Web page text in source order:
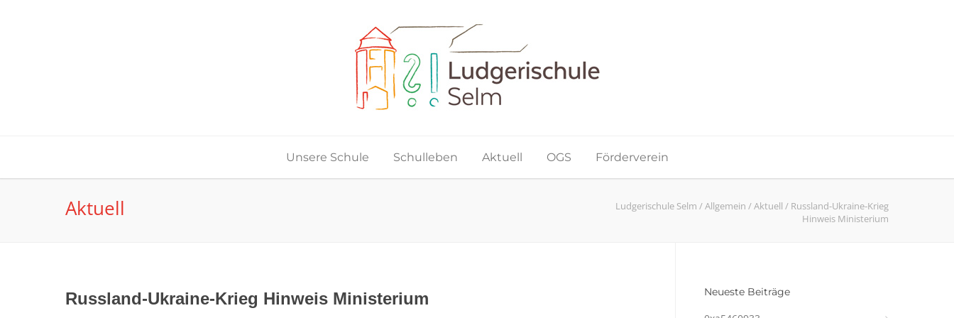
Unsere Schule Schulleben Aktuell OGS Förderverein
Aktuell Ludgerischule Selm /Allgemein /Aktuell / Russland-Ukraine-Krieg
Hinweis Ministerium
Russland-Ukraine-Krieg Hinweis Ministerium Neueste Beiträge